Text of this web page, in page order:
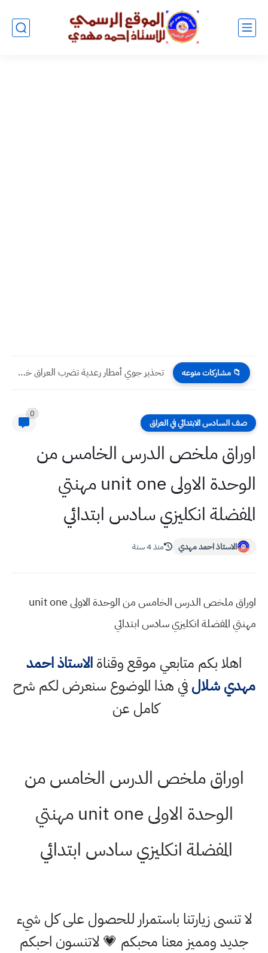
📁 مشاركات منوعه تحذير جوي أمطار رعدية تضرب العراق خلال الأيام القادمة
صف السادس الابتدائي في العراق
0
اوراق ملخص الدرس الخامس من
الوحدة الاولى unit one مهنتي
المفضلة انكليزي سادس ابتدائي
الاستاذ احمد مهدي منذ 4 سنة
اوراق ملخص الدرس الخامس من الوحدة الاولى unit one
مهنتي المفضلة انكليزي سادس ابتدائي
اهلا بكم متابعي موقع وقناةالاستاذ احمد
مهدي شلالفي هذا الموضوع سنعرض لكم شرح
كامل عن
اوراق ملخص الدرس الخامس من
الوحدة الاولى unit one مهنتي
المفضلة انكليزي سادس ابتدائي
لا تنسى زيارتنا باستمرار للحصول على كل شيء
جديد ومميز معنا محبكم 💗 لاتنسون احبكم